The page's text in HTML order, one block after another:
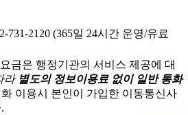
731-2120 (365일 24시간 운영/유료
금은 행정기관의 서비스 제공에 대
라 별도의 정보이용료 없이 일반 통화
이용시 본인이 가입한 이동통신사